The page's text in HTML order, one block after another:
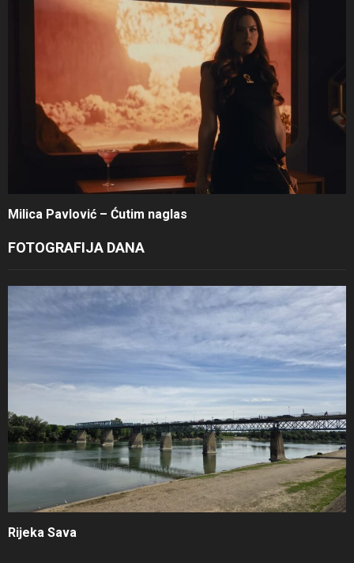
Milica Pavlović – Ćutim naglas
FOTOGRAFIJA DANA
Rijeka Sava